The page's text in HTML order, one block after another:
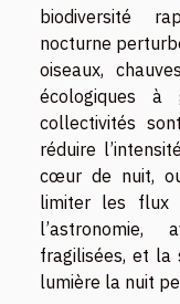
biodiversité
nocturne
oiseaux,
écologiques
collectivités
réduire
cœur de nuit,
limiter les flux
l’astronomie,
fragilisées, et la
lumière la nuit